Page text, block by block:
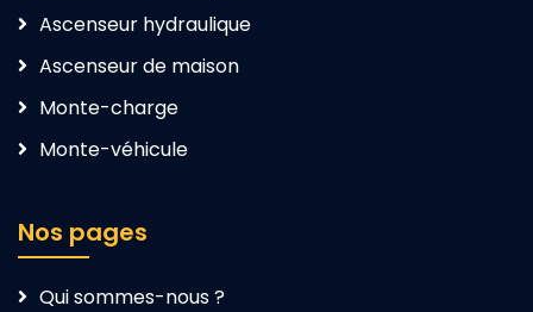
Ascenseur hydraulique
Ascenseur de maison
Monte-charge
Monte-véhicule
Nos pages
Qui sommes-nous ?